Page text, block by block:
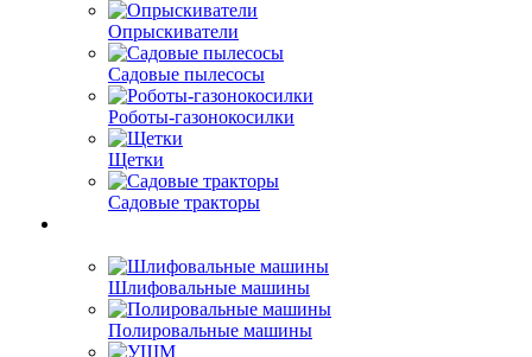
Опрыскиватели
Садовые пылесосы
Роботы-газонокосилки
Щетки
Садовые тракторы
Шлифовальные машины
Полировальные машины